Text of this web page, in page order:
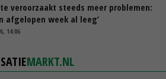
veroorzaakt steeds meer problemen:
afgelopen week al leeg’
14:06
MARKT.NL